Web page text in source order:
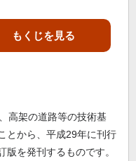
もくじを見る
高架の道路等の技術基
とから、平成29年に刊行
版を発刊するものです。